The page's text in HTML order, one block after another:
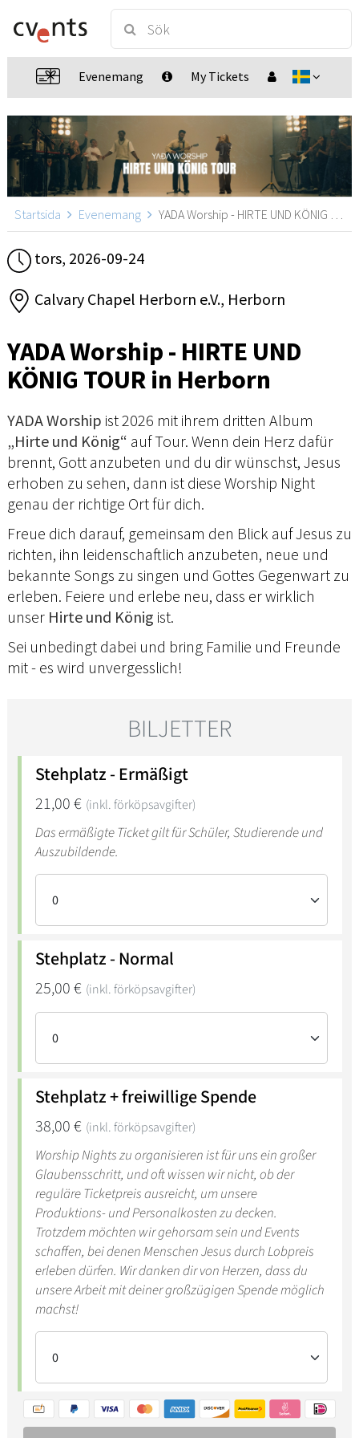
Evenemang My Tickets
Startsida Evenemang YADA Worship - HIRTE UND KÖNIG TOUR in Herborn, Herborn
tors, 2026-09-24
Calvary Chapel Herborn e.V., Herborn
YADA Worship - HIRTE UND
KÖNIG TOUR in Herborn
YADA Worship ist 2026 mit ihrem dritten Album
„Hirte und König“ auf Tour. Wenn dein Herz dafür
brennt, Gott anzubeten und du dir wünschst, Jesus
erhoben zu sehen, dann ist diese Worship Night
genau der richtige Ort für dich.
Freue dich darauf, gemeinsam den Blick auf Jesus zu
richten, ihn leidenschaftlich anzubeten, neue und
bekannte Songs zu singen und Gottes Gegenwart zu
erleben. Feiere und erlebe neu, dass er wirklich
unser Hirte und König ist.
Sei unbedingt dabei und bring Familie und Freunde
mit - es wird unvergesslich!